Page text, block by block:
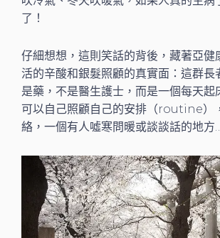
了！
仔細想想，這則笑話的背後，藏著亞健
活的辛酸和銀髮照顧的真實面：這群長
是藥，不是醫生護士，而是一個每天起
可以自己照顧自己的安排（routine）
絡，一個有人噓寒問暖或談談話的地方